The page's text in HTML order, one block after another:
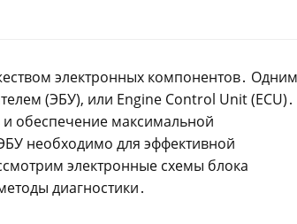
электронных компонентов․
(ЭБУ), или Engine Control Unit (ECU)․
обеспечение максимальной
необходимо для эффективной
электронные схемы блока
диагностики․